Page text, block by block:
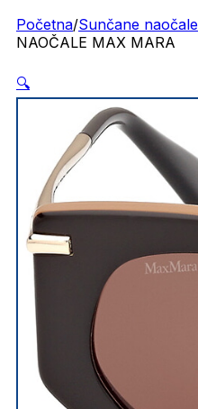
Početna/Sunčane naočale
NAOČALE MAX MARA
🔍